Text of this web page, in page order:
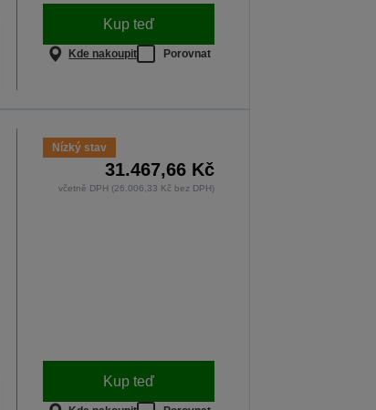
Kup teď
Kde nakoupit Porovnat
Nízký stav
31.467,66 Kč
včetně DPH (26.006,33 Kč bez DPH)
Kup teď